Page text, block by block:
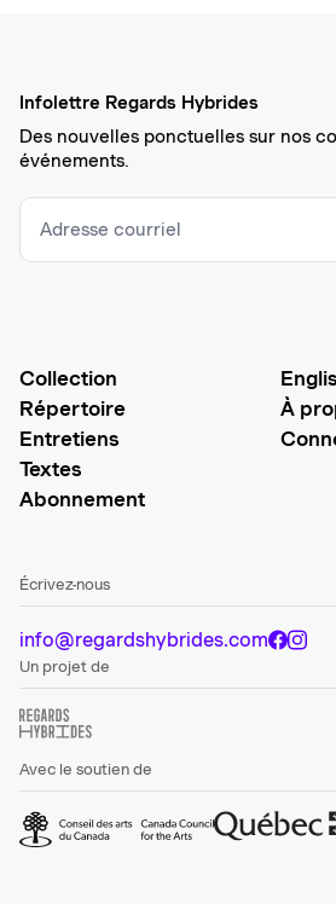
Infolettre Regards Hybrides
Des nouvelles ponctuelles sur nos
événements.
Collection
Répertoire
Entretiens
Textes
Abonnement
À
Écrivez-nous
info@regardshybrides.com
Un projet de
Avec le soutien de